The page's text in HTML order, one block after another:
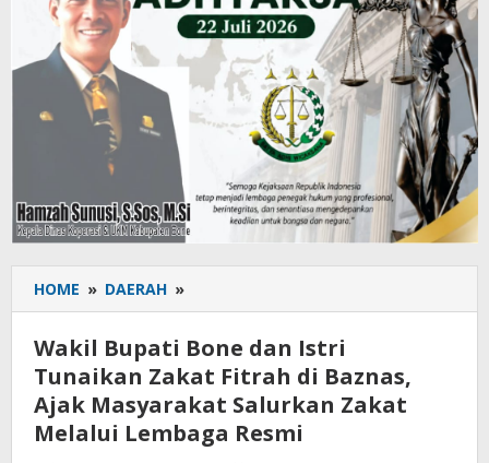
HOME » DAERAH »
Bupati
dan
Istri
Tunaikan
Zakat
Fitrah
Wakil Bupati Bone dan Istri
Tunaikan Zakat Fitrah di Baznas,
Ajak Masyarakat Salurkan Zakat
Melalui Lembaga Resmi